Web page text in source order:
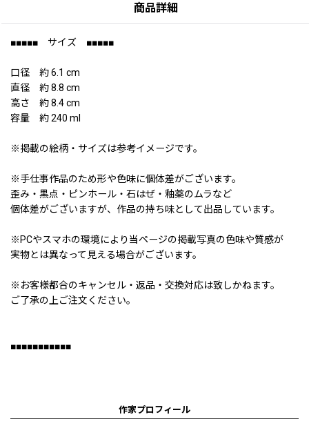
商品詳細
■■■■■ サイズ ■■■■■
口径 約 6.1 cm
直径 約 8.8 cm
高さ 約 8.4 cm
容量 約 240 ml
※掲載の絵柄・サイズは参考イメージです。
※手仕事作品のため形や色味に個体差がございます。
歪み・黒点・ピンホール・石はぜ・釉薬のムラなど
個体差がございますが、作品の持ち味として出品しています。
※PCやスマホの環境により当ページの掲載写真の色味や質感が
実物とは異なって見える場合がございます。
※お客様都合のキャンセル・返品・交換対応は致しかねます。
ご了承の上ご注文ください。
■■■■■■■■■■■
作家プロフィール